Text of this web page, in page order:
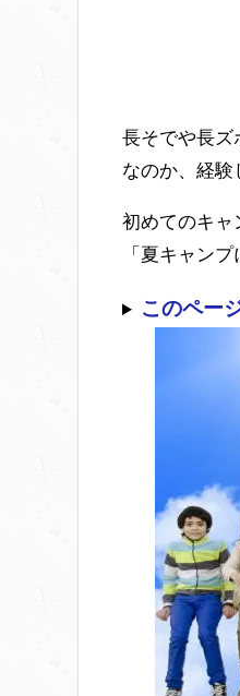
長そでや長ズ
なのか、経験
初めてのキャ
「夏キャン
このペー